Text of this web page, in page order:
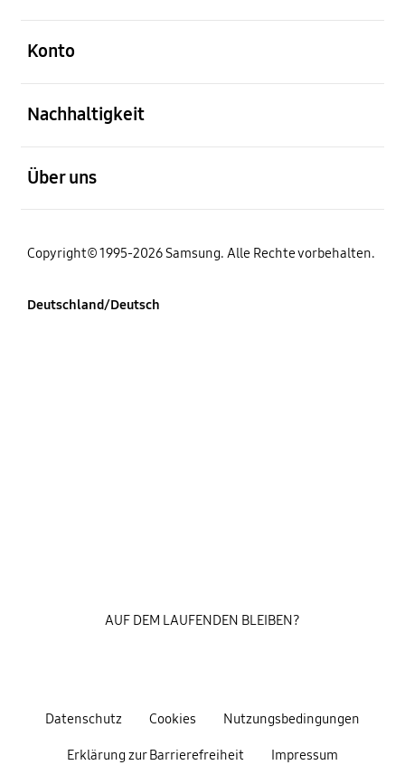
Konto
Nachhaltigkeit
Über uns
Copyright© 1995-2026 Samsung. Alle Rechte vorbehalten.
Deutschland/Deutsch
Datenschutz Cookies Nutzungsbedingungen
Erklärung zur Barrierefreiheit Impressum
AUF DEM LAUFENDEN BLEIBEN?